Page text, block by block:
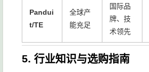
Pandui
t/TE
全球产
能充足
国际品
牌、技
术领先
5. 行业知识与选购指南